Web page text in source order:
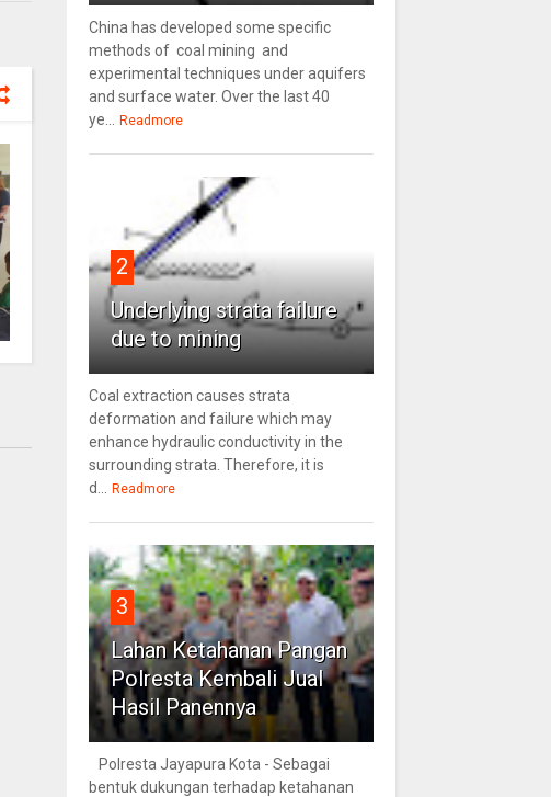
China has developed some specific
methods of coal mining and
experimental techniques under aquifers
and surface water. Over the last 40
ye...
Readmore
2
Underlying strata failure
due to mining
Coal extraction causes strata
deformation and failure which may
enhance hydraulic conductivity in the
surrounding strata. Therefore, it is
d...
Readmore
3
Lahan Ketahanan Pangan
Polresta Kembali Jual
Hasil Panennya
Polresta Jayapura Kota - Sebagai
bentuk dukungan terhadap ketahanan